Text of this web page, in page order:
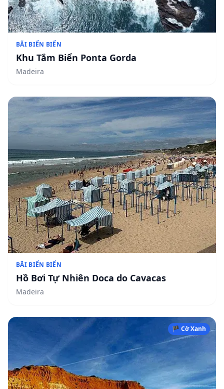
BÃI BIỂN BIỂN
Khu Tắm Biển Ponta Gorda
Madeira
BÃI BIỂN BIỂN
Hồ Bơi Tự Nhiên Doca do Cavacas
Madeira
🏴 Cờ Xanh